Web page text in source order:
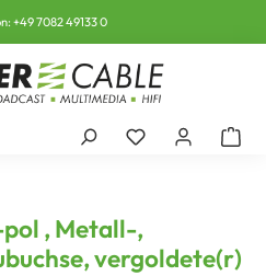
+49 7082 49133 0
pol , Metall-,
vergoldete(r)